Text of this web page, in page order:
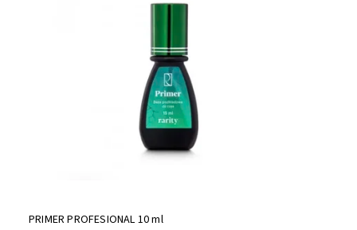
PRIMER PROFESIONAL 10 ml